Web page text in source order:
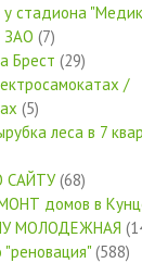
стадиона
ЗАО (7)
Брест (29)
/
(5)
леса в 7
САЙТУ(68)
домов в
МОЛОДЕЖНАЯ
"реновация" (588)